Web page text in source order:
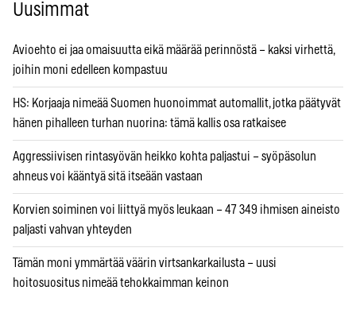
Uusimmat
Avioehto ei jaa omaisuutta eikä määrää perinnöstä – kaksi virhettä,
joihin moni edelleen kompastuu
HS: Korjaaja nimeää Suomen huonoimmat automallit, jotka päätyvät
hänen pihalleen turhan nuorina: tämä kallis osa ratkaisee
Aggressiivisen rintasyövän heikko kohta paljastui – syöpäsolun
ahneus voi kääntyä sitä itseään vastaan
Korvien soiminen voi liittyä myös leukaan – 47 349 ihmisen aineisto
paljasti vahvan yhteyden
Tämän moni ymmärtää väärin virtsankarkailusta – uusi
hoitosuositus nimeää tehokkaimman keinon